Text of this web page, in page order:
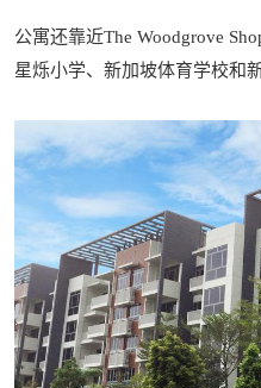
公寓还靠近The Woodgrove
星烁小学、新加坡体育学校和